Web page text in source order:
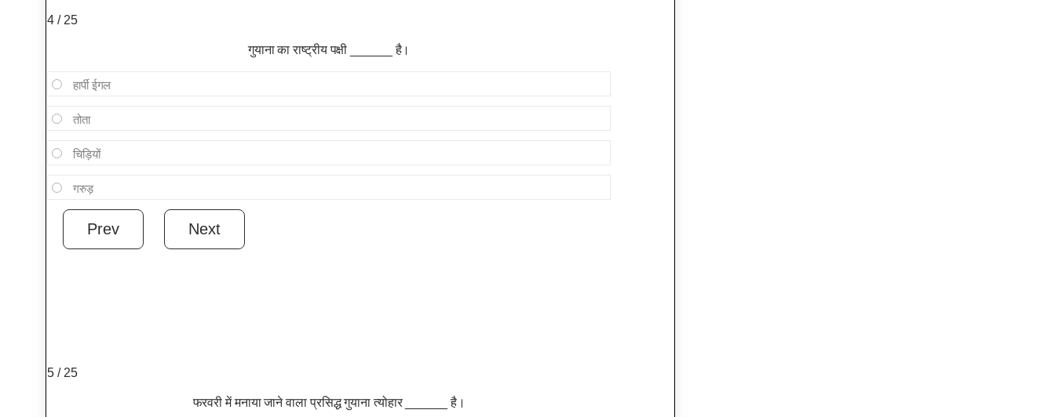
4 / 25
गुयाना का राष्ट्रीय पक्षी ______ है।
हार्पी ईगल
तोता
चिड़ियों
गरुड़
5 / 25
फरवरी में मनाया जाने वाला प्रसिद्ध गुयाना त्योहार ______ है।